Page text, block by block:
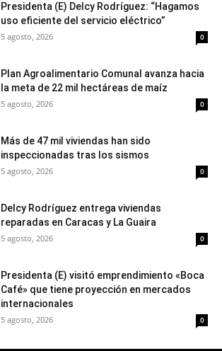
Presidenta (E) Delcy Rodríguez: “Hagamos
uso eficiente del servicio eléctrico”
5 agosto, 2026 0
Plan Agroalimentario Comunal avanza hacia
la meta de 22 mil hectáreas de maíz
5 agosto, 2026 0
Más de 47 mil viviendas han sido
inspeccionadas tras los sismos
5 agosto, 2026 0
Delcy Rodríguez entrega viviendas
reparadas en Caracas y La Guaira
5 agosto, 2026 0
Presidenta (E) visitó emprendimiento «Boca
Café» que tiene proyección en mercados
internacionales
5 agosto, 2026 0